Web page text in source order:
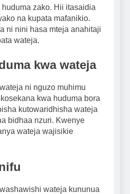
zako. Hii itasaidia
na kupata mafanikio.
ni nini hasa mteja anahitaji
wateja.
kwa wateja
ni nguzo muhimu
kwa huduma bora
kutowaridhisha wateja
bidhaa nzuri. Kwenye
wateja wajisikie
wateja kununua